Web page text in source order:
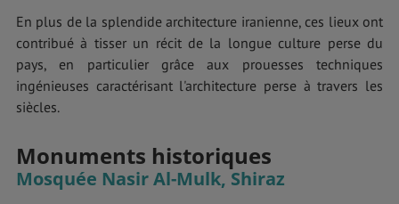
En plus de la splendide architecture iranienne, ces lieux ont
contribué à tisser un récit de la longue culture perse du
pays, en particulier grâce aux prouesses techniques
ingénieuses caractérisant l'architecture perse à travers les
siècles.
Monuments historiques
Mosquée Nasir Al-Mulk, Shiraz